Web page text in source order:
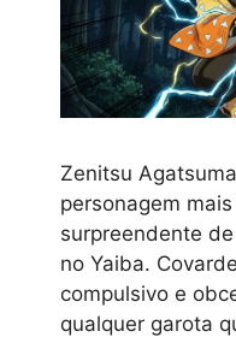
Zenitsu
personagem
surpreendente
no Yaiba.
compulsivo e
qualquer garota